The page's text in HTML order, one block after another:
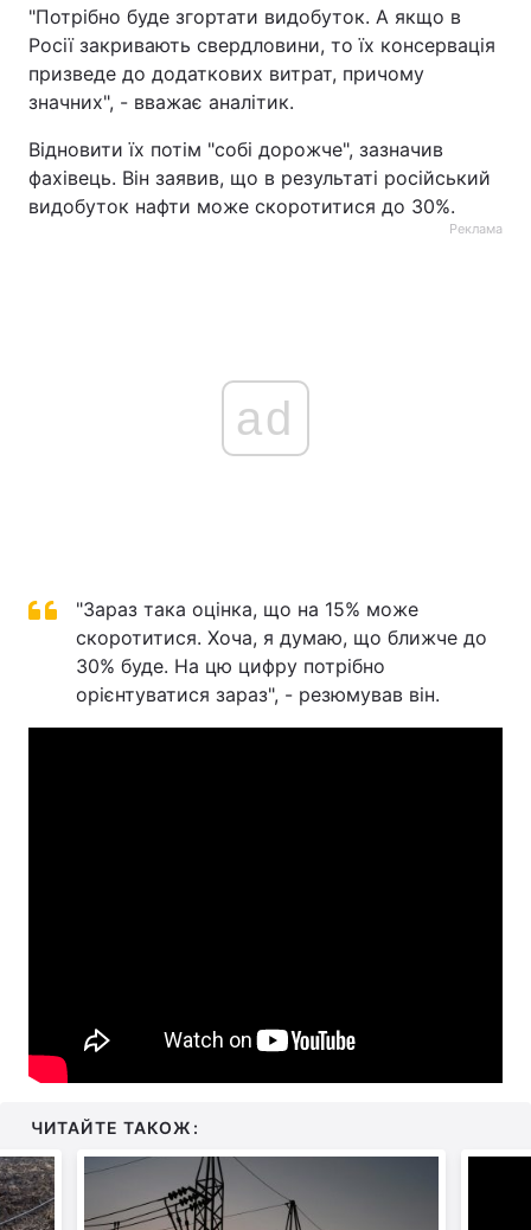
"Потрібно буде згортати видобуток. А якщо в
Росії закривають свердловини, то їх консервація
призведе до додаткових витрат, причому
значних", - вважає аналітик.
Відновити їх потім "собі дорожче", зазначив
фахівець. Він заявив, що в результаті російський
видобуток нафти може скоротитися до 30%.
Реклама
ad
"Зараз така оцінка, що на 15% може
скоротитися. Хоча, я думаю, що ближче до
30% буде. На цю цифру потрібно
орієнтуватися зараз", - резюмував він.
ЧИТАЙТЕ ТАКОЖ: